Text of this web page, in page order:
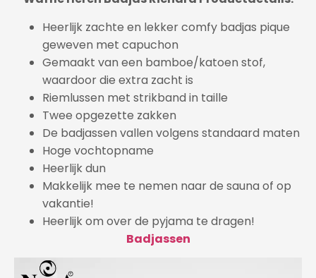
Heerlijk zachte en lekker comfy badjas pique
geweven met capuchon
Gemaakt van een bamboe/katoen stof,
waardoor die extra zacht is
Riemlussen met strikband in taille
Twee opgezette zakken
De badjassen vallen volgens standaard maten
Hoge vochtopname
Heerlijk dun
Makkelijk mee te nemen naar de sauna of op
vakantie!
Heerlijk om over de pyjama te dragen!
Badjassen
Videospeler